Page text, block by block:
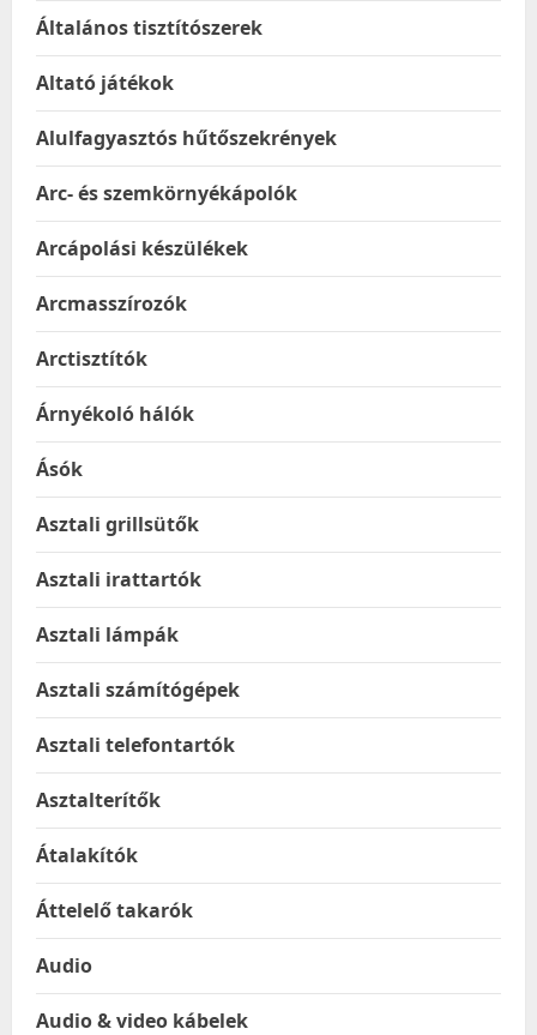
Általános tisztítószerek
Altató játékok
Alulfagyasztós hűtőszekrények
Arc- és szemkörnyékápolók
Arcápolási készülékek
Arcmasszírozók
Arctisztítók
Árnyékoló hálók
Ásók
Asztali grillsütők
Asztali irattartók
Asztali lámpák
Asztali számítógépek
Asztali telefontartók
Asztalterítők
Átalakítók
Áttelelő takarók
Audio
Audio & video kábelek